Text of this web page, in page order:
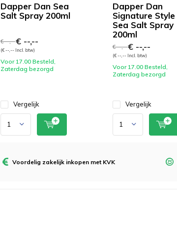
Dapper Dan Sea
Salt Spray 200ml
€ --,--€ --,--
(€ --,-- Incl. btw)
Voor 17.00 Besteld,
Zaterdag bezorgd
Vergelijk
Dapper Dan
Signature Style
Sea Salt Spray
200ml
€ --,--€ --,--
(€ --,-- Incl. btw)
Voor 17.00 Besteld,
Zaterdag bezorgd
Vergelijk
Voordelig zakelijk inkopen met KVK